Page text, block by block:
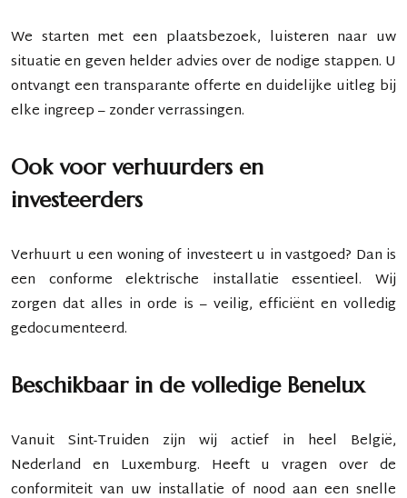
We starten met een plaatsbezoek, luisteren naar uw
situatie en geven helder adviesover de nodige stappen. U
ontvangt een transparante offerte en duidelijke uitleg bij
elke ingreep – zonder verrassingen.
Ook voor verhuurders en
investeerders
Verhuurt u een woning of investeert u in vastgoed? Dan is
een conforme elektrische installatie essentieel. Wij
zorgen dat alles in orde is – veilig, efficiënt en volledig
gedocumenteerd.
Beschikbaar in de volledige Benelux
Vanuit Sint-Truiden zijn wij actief in heel België,
Nederland en Luxemburg. Heeft u vragen over de
conformiteit van uw installatie of nood aan een snelle